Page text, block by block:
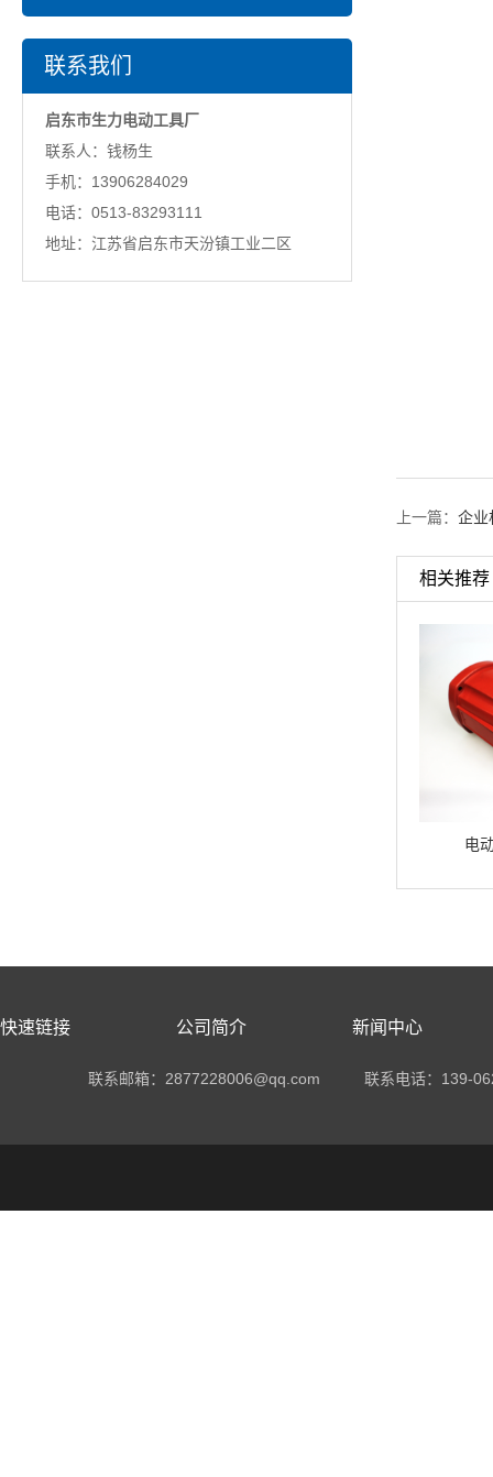
联系我们
启东市生力电动工具厂
联系人：钱杨生
手机：13906284029
电话：0513-83293111
地址：江苏省启东市天汾镇工业二区
上一篇： 企业
相关推荐
电
快速链接 公司简介 新闻中心
联系邮箱：2877228006@qq.com 联系电话： 139-